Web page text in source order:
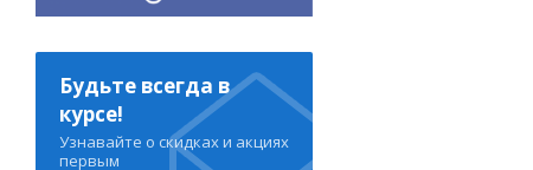
Будьте всегда в
курсе!
Узнавайте о скидках и акциях
первым